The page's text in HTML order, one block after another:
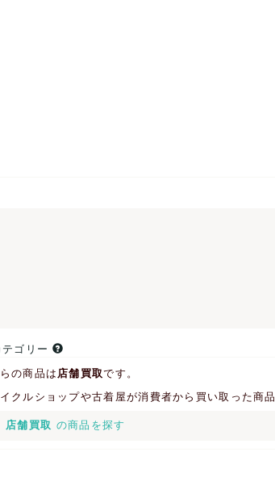
ゴリー
の商品は 店舗買取です。
クルショップや古着屋が消費者から買い取った商品
店舗買取 の商品を探す